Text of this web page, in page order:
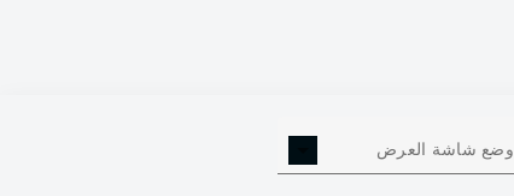
وضع شاشة العرض